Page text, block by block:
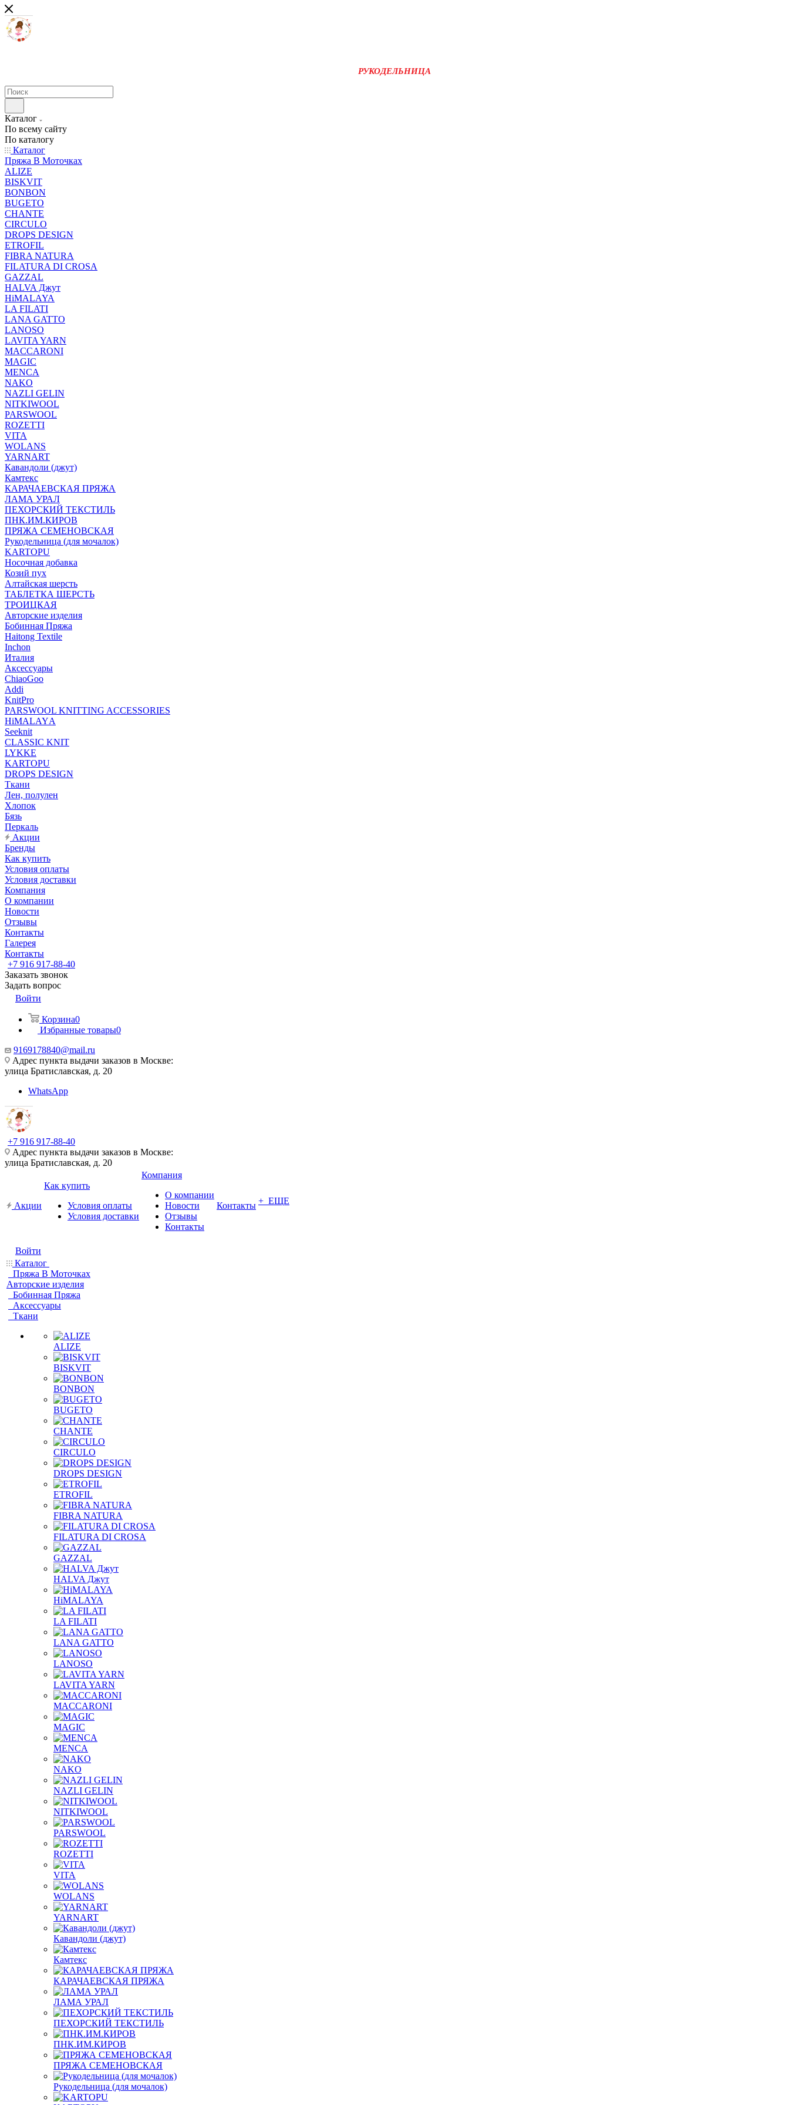
РУКОДЕЛЬНИЦА
Каталог
По всему сайту
По каталогу
Каталог
Пряжа В Моточках
ALIZE
BISKVIT
BONBON
BUGETO
CHANTE
CIRCULO
DROPS DESIGN
ETROFIL
FIBRA NATURA
FILATURA DI CROSA
GAZZAL
HALVA Джут
HiMALAYA
LA FILATI
LANA GATTO
LANOSO
LAVITA YARN
MACCARONI
MAGIC
MENCA
NAKO
NAZLI GELIN
NITKIWOOL
PARSWOOL
ROZETTI
VITA
WOLANS
YARNART
Кавандоли (джут)
Камтекс
КАРАЧАЕВСКАЯ ПРЯЖА
ЛАМА УРАЛ
ПЕХОРСКИЙ ТЕКСТИЛЬ
ПНК.ИМ.КИРОВ
ПРЯЖА СЕМЕНОВСКАЯ
Рукодельница (для мочалок)
KARTOPU
Носочная добавка
Козий пух
Алтайская шерсть
ТАБЛЕTКА ШЕРСТЬ
ТРОИЦКАЯ
Авторские изделия
Бобинная Пряжа
Haitong Textilе
Inchon
Италия
Аксессуары
ChiaoGoo
Addi
KnitPro
PARSWOOL KNITTING ACCESSORIES
HiMALAYА
Seeknit
CLASSIC KNIT
LYKKE
KАRTOPU
DROPS DЕSIGN
Ткани
Лен, полулен
Хлопок
Бязь
Перкаль
Акции
Бренды
Как купить
Условия оплаты
Условия доставки
Компания
О компании
Новости
Отзывы
Контакты
Галерея
Контакты
+7 916 917-88-40
Заказать звонок
Задать вопрос
Войти
Корзина0
Избранные товары0
9169178840@mail.ru
Адрес пункта выдачи заказов в Москве:
улица Братиславская, д. 20
WhatsApp
+7 916 917-88-40
Адрес пункта выдачи заказов в Москве:
улица Братиславская, д. 20
Акции
Как купить
Условия оплаты
Условия доставки
Компания
О компании
Новости
Отзывы
Контакты
Контакты + ЕЩЕ
Войти
Каталог
Пряжа В Моточках
Авторские изделия
Бобинная Пряжа
Аксессуары
Ткани
ALIZE
BISKVIT
BONBON
BUGETO
CHANTE
CIRCULO
DROPS DESIGN
ETROFIL
FIBRA NATURA
FILATURA DI CROSA
GAZZAL
HALVA Джут
HiMALAYA
LA FILATI
LANA GATTO
LANOSO
LAVITA YARN
MACCARONI
MAGIC
MENCA
NAKO
NAZLI GELIN
NITKIWOOL
PARSWOOL
ROZETTI
VITA
WOLANS
YARNART
Кавандоли (джут)
Камтекс
КАРАЧАЕВСКАЯ ПРЯЖА
ЛАМА УРАЛ
ПЕХОРСКИЙ ТЕКСТИЛЬ
ПНК.ИМ.КИРОВ
ПРЯЖА СЕМЕНОВСКАЯ
Рукодельница (для мочалок)